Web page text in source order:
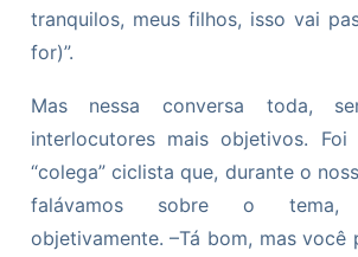
tranquilos, meus filhos, isso vai
for)”.
Mas nessa conversa toda,
interlocutores mais objetivos.
“colega” ciclista que, durante o
falávamos sobre o tema,
objetivamente. –Tá bom, mas você